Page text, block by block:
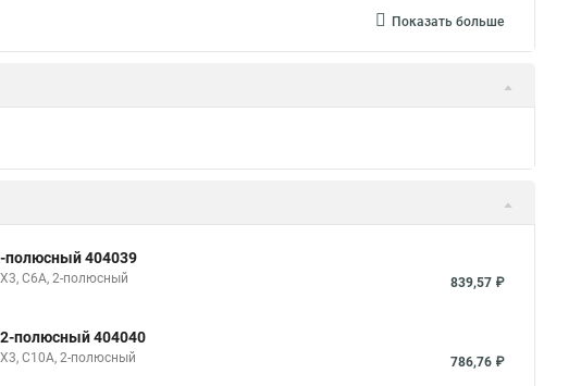
Показать больше
полюсный 404039
С6A, 2-полюсный 839,57 ₽
полюсный 404040
С10A, 2-полюсный 786,76 ₽